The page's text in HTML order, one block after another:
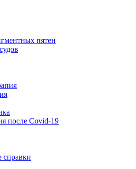
пятен
после Covid-19